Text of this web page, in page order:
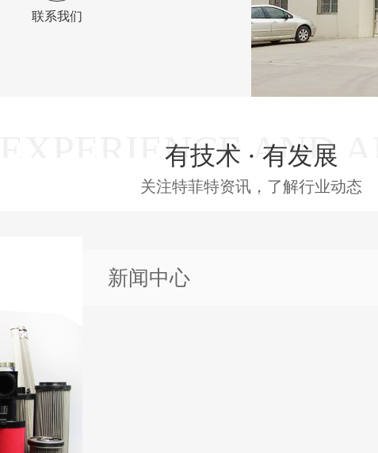
联系我们
有技术 · 有发展
关注特菲特资讯，了解行业动态
新闻中心